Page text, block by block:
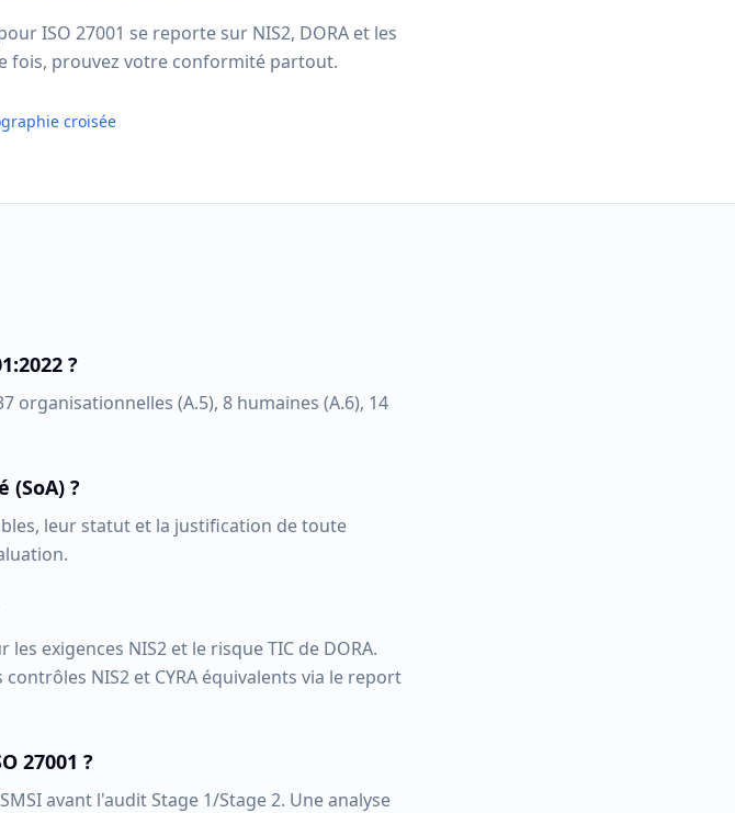
ISO 27001 se reporte sur NIS2, DORA et les
fois, prouvez votre conformité partout.
croisée
?
organisationnelles (A.5), 8 humaines (A.6), 14
?
leur statut et la justification de toute
exigences NIS2 et le risque TIC de DORA.
NIS2 et CYRA équivalents via le report
27001 ?
avant l'audit Stage 1/Stage 2. Une analyse